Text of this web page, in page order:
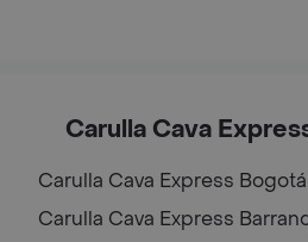
Carulla Cava
Carulla Cava Express Bogotá
Carulla Cava Express